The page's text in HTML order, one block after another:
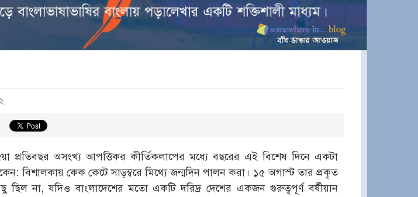
প্রতিবছর অসংখ্য আপত্তিকর কীর্তিকলাপের মধ্যে বছরের এই বিশেষ দিনে একটা
বিশালকায় কেক কেটে সাড়ম্বরে মিথ্যে জন্মদিন পালন করা। ১৫ অগাস্ট তার প্রকৃত
ছিল না, যদিও বাংলাদেশের মতো একটি দরিদ্র দেশের একজন গুরুত্বপূর্ণ বর্ষীয়ান